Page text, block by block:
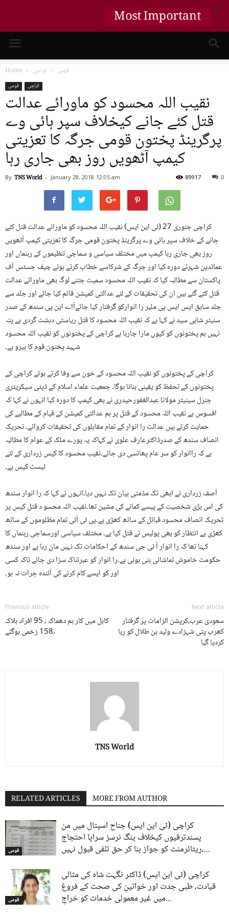
Home قومی کراچی
قومی کراچی
نقیب اللہ محسود کو ماورائے عدالت
قتل کئے جانے کیخلاف سپر ہائی وے
پرگرینڈ پختون قومی جرگہ کا تعزیتی
کیمپ آٹھویں روز بھی جاری رہا
By TNS World - January 28, 2018 12:05 am 0
89917
کراچی جنوری 27 (ٹی این ایس) نقیب اللہ محسود کو ماورائے عدالت قتل کئے
جانے کے خلاف سپر ہائی وے پرگرینڈ پختون قومی جرگہ کا تعزیتی کیمپ آٹھویں
روز بھی جاری رہا کیمپ میں مختلف سیاسی و سماجی تنظیموں کے رہنماں اور
عمائدین شہرنے دورہ کیا اور جرگہ کے شرکاسے خطاب کرتے ہوئے چیف جسٹس آف
پاکستان سے مطالبہ کیا کہ نقیب اللہ محسود سمیت جتنے لوگ بھی ماورائے عدالت
قتل کئے گئے ہیں ان کی تحقیقات کے لئے عدالتی کمیشن قائم کیا جائے اور جلد سے
جلد سابق ایس ایس پی ملیر را انوارکو گرفتار کیا جائےآاے این پی سندھ کے صدر
سنیٹر شاہی سید نے کہا ہے کہ نقیب اللہ محسود کا قتل ریاستی دہشت گردی ہے پتہ
نہیں ہم پختونوں کو کیوں مارا جارہا ہے کراچی کے پختونوں کو نقیب اللہ محسود
شہید پختون قوم کا ہیرو ہے۔
کراچی کے پختونوں کو نقیب اللہ محسود کے خون سے وفا کرتے ہوئے کراچی کے
پختونوں کے تحفظ کو یقینی بنانا ہوگا۔ جمعیت علماء اسلام کے ڈپٹی سیکریٹری
جنرل سینیٹر مولانا عبدالغفورحیدری نے بھی کیمپ کا دورہ کیا انہوں نے کہا کہ
افسوس ہے نقیب اللہ محسود کے قتل پر ہم عدالتی کمیشن کے قیام کے مطالبے کی
حمایت کرتے ہیں عدالت را انوار کے تمام مقابلوں کی تحقیقات کروائے۔ تحریک
انصاف سندھ کے صدرڈاکٹرعارف علوی نے کہاکہ یہ پورے ملک کے عوام کا مطالبہ
ہے کہ راانوار کو سر عام پھانسی دی جائے۔نقیب محسود کا کیس زرداری کے لئے
ٹیسٹ کیس ہے۔
آصف زرداری نے ابھی تک مذمتی بیان تک نہیں دیا،انہوں نے کہا کہ را انوار سندھ
کی اس بڑی شخصیت کے پیسے کمانے کی مشین تھا۔نقیب اللہ محسو د قتل کیس پر
تحریک انصاف محسود قبائل کے ساتھ کھڑی ہے۔پی ٹی آئی تمام مظلوموں کے ساتھ
کھڑی ہے انتظار کو بھی پولیس نے قتل کیا ہے۔ مختلف سیاسی اورسماجی رہنماں کا
کہنا تھا کہ را انوار آ ئی جی سندھ کے احکامات تک نہیں مان رہا ہے اور سندھ
حکومت خاموش تماشائی بنی ہوئی ہے۔را انوار کو عبرتناک سزا دی جائے تاکہ کسی
اور کو ایسے کام کرنے کی آئندہ جرات نہ ہو۔
Previous article
کابل میں کار بم دھماکہ ، 95 افراد ہلاک
،158 زخمی ہوگئے
Next article
سعودی عرب،کرپشن الزامات پر گرفتار
کھرب پتی شہزادے ولید بن طلال کو رہا
کردیا گیا
TNS World
RELATED ARTICLES MORE FROM AUTHOR
قومی
کراچی (ٹی این ایس) جناح اسپتال میں من
پسندترقیوں کیخلاف ینگ نرسز سراپا احتجاج
ریٹائرمنٹ کو جواز بنا کر حق تلفی قبول نہیں،...
قومی
کراچی (ٹی این ایس) ڈاکٹر نگہت شاہ کی مثالی
قیادت، طبی جدت اور خواتین کی صحت کے فروغ
میں غیر معمولی خدمات کو خراجِ...
Most Important X